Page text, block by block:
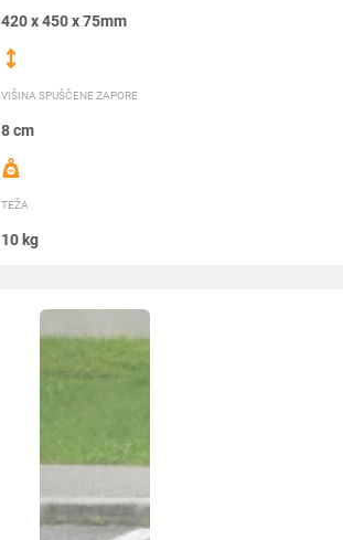
420 x 450 x 75mm
VIŠINA SPUŠČENE ZAPORE
8 cm
TEŽA
10 kg